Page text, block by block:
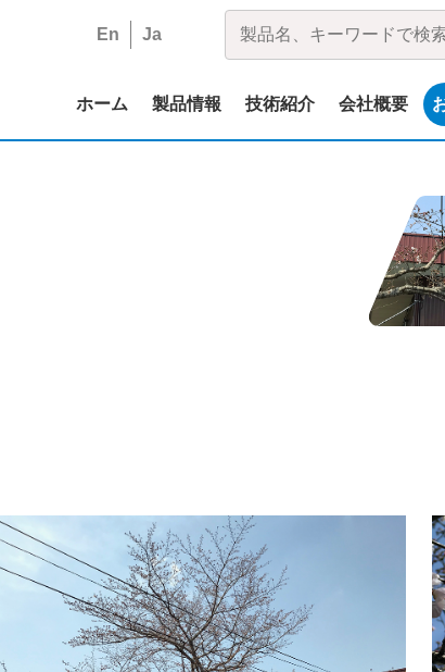
ホーム 製品情報 技術紹介 会社概要
En Ja